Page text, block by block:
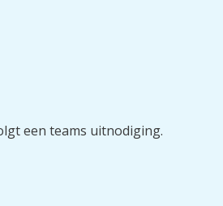
een teams uitnodiging.